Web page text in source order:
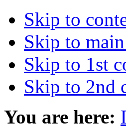
Skip to
Skip to
Skip to 1st
Skip to 2nd
You are here: